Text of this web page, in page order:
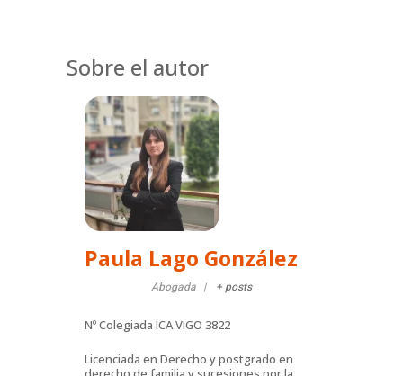
Sobre el autor
Paula Lago González
Abogada | + posts
Nº Colegiada ICA VIGO 3822
Licenciada en Derecho y postgrado en